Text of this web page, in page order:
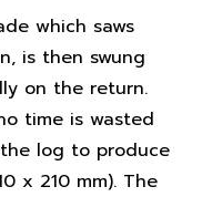
which saws
is then swung
on the return.
time is wasted
log to produce
x 210 mm). The